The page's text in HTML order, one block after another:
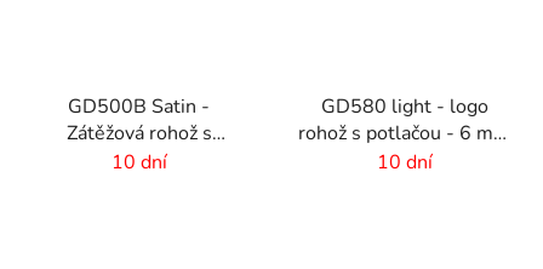
GD500B Satin -
Zátěžová rohož s
digitálnou potlačou a
10 dní
GD580 light - logo
rohož s potlačou - 6 mm
vlas - rozmer na zákazku
10 dní